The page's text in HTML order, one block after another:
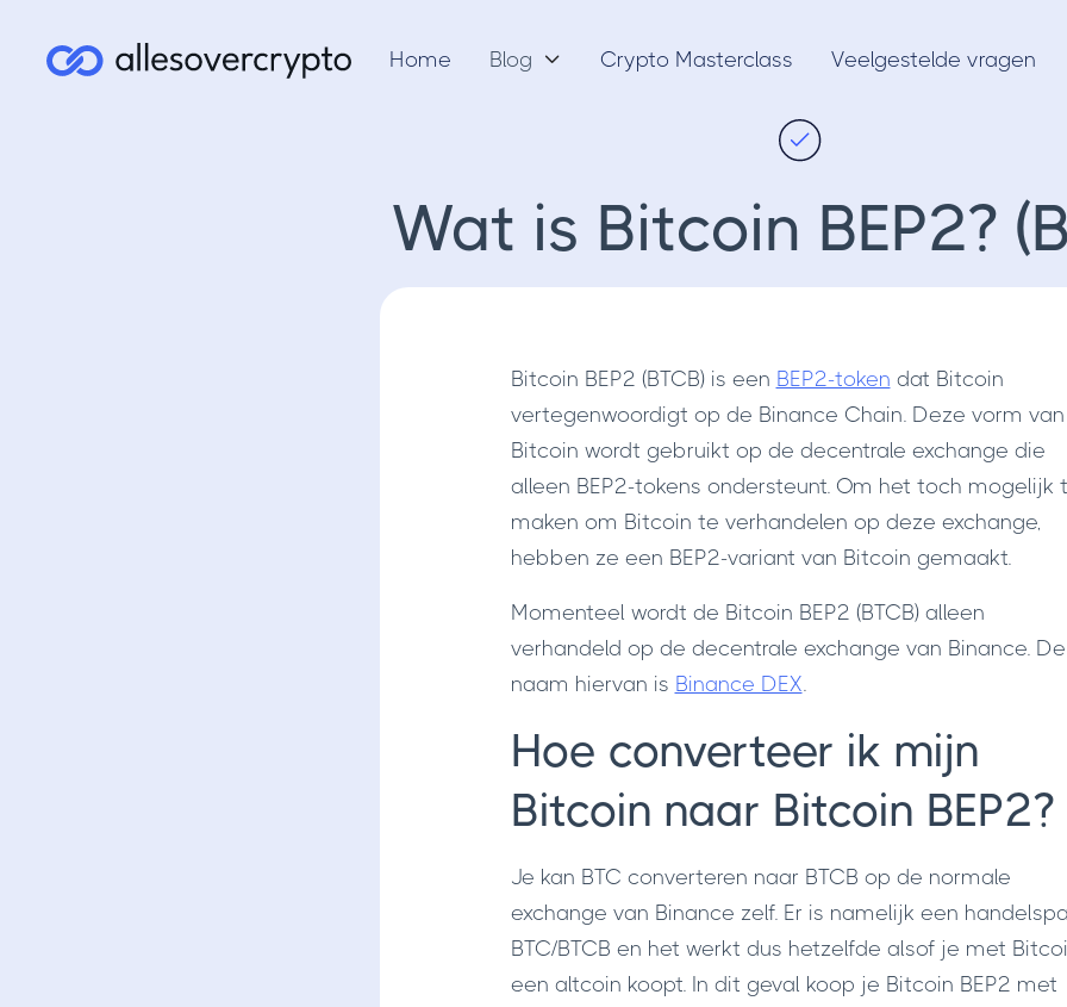
Home Blog  Crypto Masterclass Veelgestelde vragen
Wat is Bitcoin BEP2?
Bitcoin BEP2 (BTCB) is een BEP2-token dat Bitcoin
vertegenwoordigt op de Binance Chain. Deze vorm van
Bitcoin wordt gebruikt op de decentrale exchange die
alleen BEP2-tokens ondersteunt. Om het toch mogelijk
maken om Bitcoin te verhandelen op deze exchange,
hebben ze een BEP2-variant van Bitcoin gemaakt.
Momenteel wordt de Bitcoin BEP2 (BTCB) alleen
verhandeld op de decentrale exchange van Binance. De
naam hiervan is Binance DEX.
Hoe converteer ik mijn
Bitcoin naar Bitcoin BEP2?
Je kan BTC converteren naar BTCB op de normale
exchange van Binance zelf. Er is namelijk een
BTC/BTCB en het werkt dus hetzelfde alsof je met
een altcoin koopt. In dit geval koop je Bitcoin BEP2 met